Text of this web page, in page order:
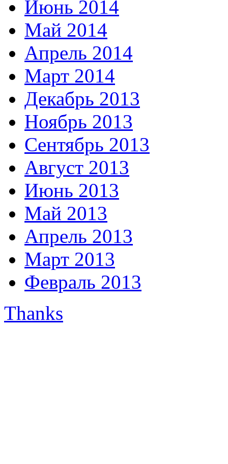
Июнь 2014
Май 2014
Апрель 2014
Март 2014
Декабрь 2013
Ноябрь 2013
Сентябрь 2013
Август 2013
Июнь 2013
Май 2013
Апрель 2013
Март 2013
Февраль 2013
Thanks